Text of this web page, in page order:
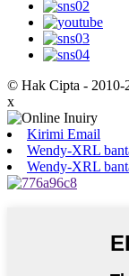
© Hak Cipta - 2010-
x
Kirimi Email
Wendy-XRL
Wendy-XRL